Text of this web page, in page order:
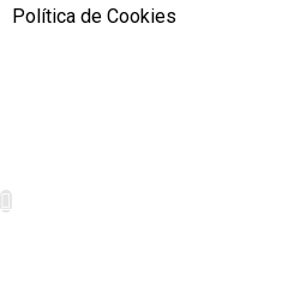
Política de Cookies